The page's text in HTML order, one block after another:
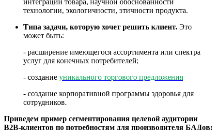
технологии, экологичности, этичности продукта.
Типа задачи, которую хочет решить клиент. Это
может быть:
- расширение имеющегося ассортимента или спектра
услуг для конечных потребителей;
- создание уникального торгового предложения
- создание корпоративной программы здоровья для
сотрудников.
Приведем пример сегментирования целевой аудитории
В2В-клиентов по потребностям для производителя БАДов: